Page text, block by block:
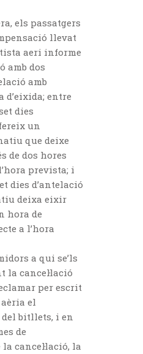
els passatgers
llevat
aeri informe
amb dos
amb
d’eixida; entre
dies
un
que deixe
de dos hores
prevista; i
dies d’antelació
deixa eixir
hora de
a l’hora
a qui se’ls
la cancel·lació
per escrit
el
del bitllets, i en
de
cancel·lació, la